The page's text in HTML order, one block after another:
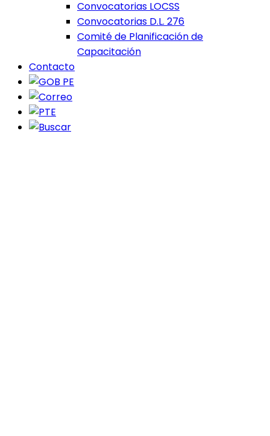
Convocatorias LOCSS
Convocatorias D.L. 276
Comité de Planificación de
Capacitación
Contacto